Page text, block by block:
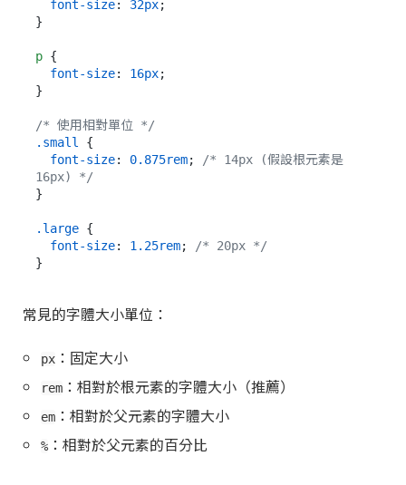
font-size: 32px;
}
p {
font-size: 16px;
}
/* 使用相對單位 */
.small
{
font-size: 0.875rem;
/* 14px (假設根元素是
16px) */
}
.large {
font-size: 1.25rem;
/* 20px */
常見的字體大小單位：
px ：固定大小
rem ：相對於根元素的字體大小（推薦）
em ：相對於父元素的字體大小
% ：相對於父元素的百分比